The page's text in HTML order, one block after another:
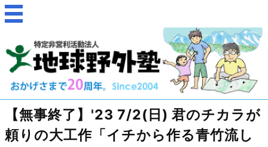
【無事終了】'23 7/2(日) 君のチカラが
頼りの大工作「イチから作る青竹流し